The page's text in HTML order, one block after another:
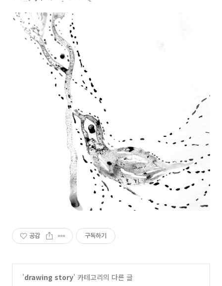
공감 구독하기
'drawing story' 카테고리의 다른 글